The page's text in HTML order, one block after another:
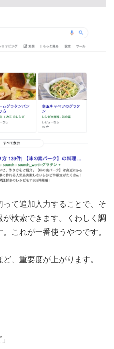
て追加入力することで、そ
検索できます。くわしく調
これが一番使うやつです。
、重要度が上がります。